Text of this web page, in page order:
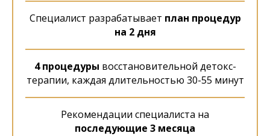
Специалист разрабатывает план процедур
на 2 дня
4 процедуры восстановительной детокс-
терапии, каждая длительностью 30-55 минут
Рекомендации специалиста на
последующие 3 месяца